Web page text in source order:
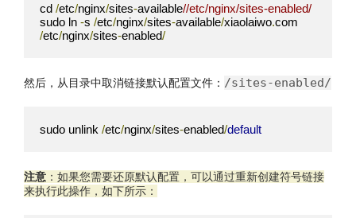
cd /etc/nginx/sites-available//etc/nginx/sites-enabled/
sudo ln -s /etc/nginx/sites-available/xiaolaiwo.
/etc/nginx/sites-enabled/
然后，从目录中取消链接默认配置文件： /sites-enabled/
sudo unlink /etc/nginx/sites-enabled/default
注意 ：如果您需要还原默认配置，可以通过重新创建符号链接
来执行此操作，如下所示：